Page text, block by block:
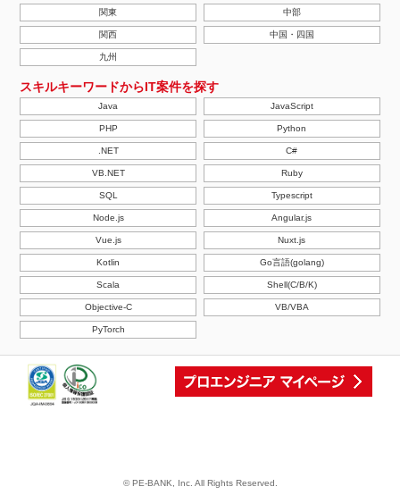
関東 中部
関西 中国・四国
九州
スキルキーワードからIT案件を探す
Java JavaScript
PHP Python
.NET C#
VB.NET Ruby
SQL Typescript
Node.js Angular.js
Vue.js Nuxt.js
Kotlin Go言語(golang)
Scala Shell(C/B/K)
Objective-C VB/VBA
PyTorch
© PE-BANK, Inc. All Rights Reserved.